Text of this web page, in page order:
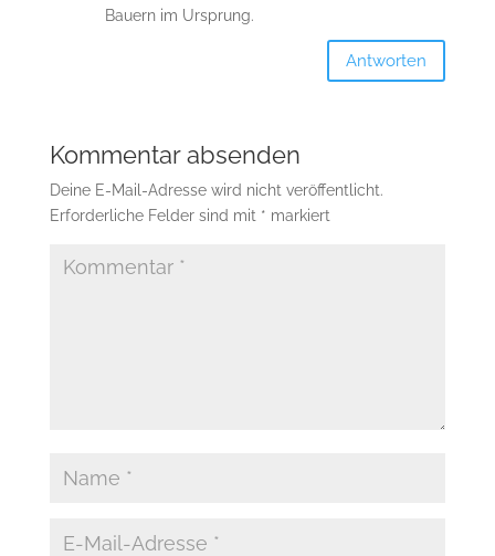
Bauern im Ursprung.
Antworten
Kommentar absenden
Deine E-Mail-Adresse wird nicht veröffentlicht.
Erforderliche Felder sind mit * markiert